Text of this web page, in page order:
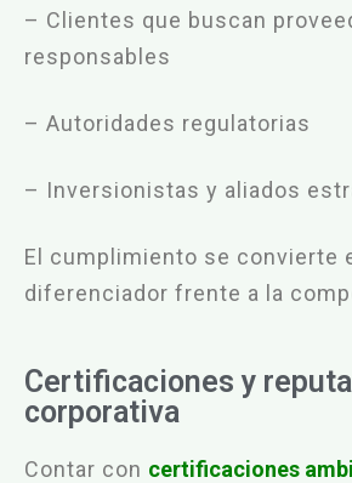
– Clientes que buscan
responsables
– Autoridades regulatorias
– Inversionistas y aliados
El cumplimiento se convierte
diferenciador frente a la
Certificaciones y
corporativa
Contar con certificaciones